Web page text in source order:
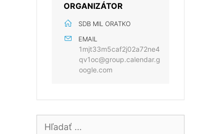
ORGANIZÁTOR
SDB MIL ORATKO
EMAIL
1mjt33m5caf2j02a72ne4
qv1oc@group.calendar.g
oogle.com
Hľadať: